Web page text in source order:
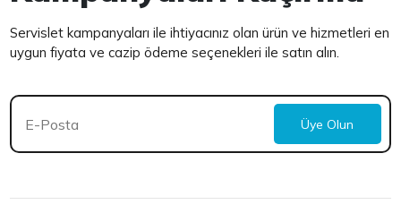
Servislet kampanyaları ile ihtiyacınız olan ürün ve hizmetleri en
uygun fiyata ve cazip ödeme seçenekleri ile satın alın.
Üye Olun